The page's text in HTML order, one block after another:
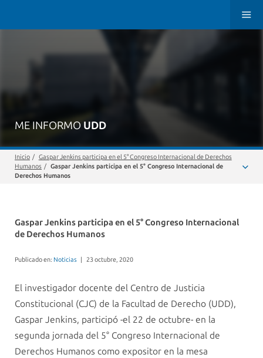
ME INFORMO UDD
Inicio / Gaspar Jenkins participa en el 5° Congreso Internacional de Derechos
Humanos / Gaspar Jenkins participa en el 5° Congreso Internacional de
Derechos Humanos
Gaspar Jenkins participa en el 5° Congreso Internacional
de Derechos Humanos
Publicado en: Noticias | 23 octubre, 2020
El investigador docente del Centro de Justicia
Constitucional (CJC) de la Facultad de Derecho (UDD),
Gaspar Jenkins, participó -el 22 de octubre- en la
segunda jornada del 5° Congreso Internacional de
Derechos Humanos como expositor en la mesa